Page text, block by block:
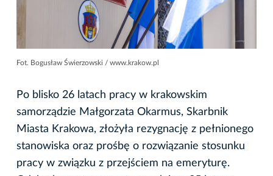
Fot. Bogusław Świerzowski / www.krakow.pl
Po blisko 26 latach pracy w krakowskim
samorządzie Małgorzata Okarmus, Skarbnik
Miasta Krakowa, złożyła rezygnację z pełnionego
stanowiska oraz prośbę o rozwiązanie stosunku
pracy w związku z przejściem na emeryturę.